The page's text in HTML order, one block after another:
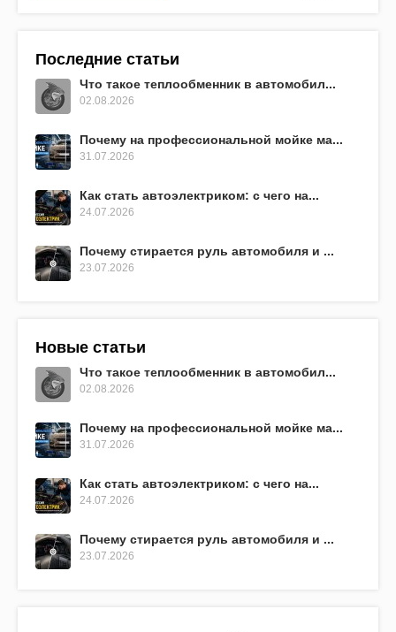
Последние статьи
Что такое теплообменник в автомобил...
02.08.2026
Почему на профессиональной мойке ма...
31.07.2026
Как стать автоэлектриком: с чего на...
24.07.2026
Почему стирается руль автомобиля и ...
23.07.2026
Новые статьи
Что такое теплообменник в автомобил...
02.08.2026
Почему на профессиональной мойке ма...
31.07.2026
Как стать автоэлектриком: с чего на...
24.07.2026
Почему стирается руль автомобиля и ...
23.07.2026